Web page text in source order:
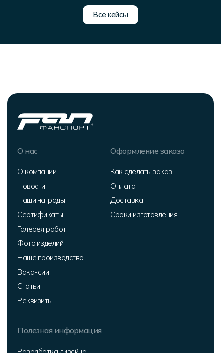
Все кейсы
О нас
О компании
Новости
Наши награды
Сертификаты
Галерея работ
Фото изделий
Наше производство
Вакансии
Статьи
Реквизиты
Оформление заказа
Как сделать заказ
Оплата
Доставка
Сроки изготовления
Полезная информация